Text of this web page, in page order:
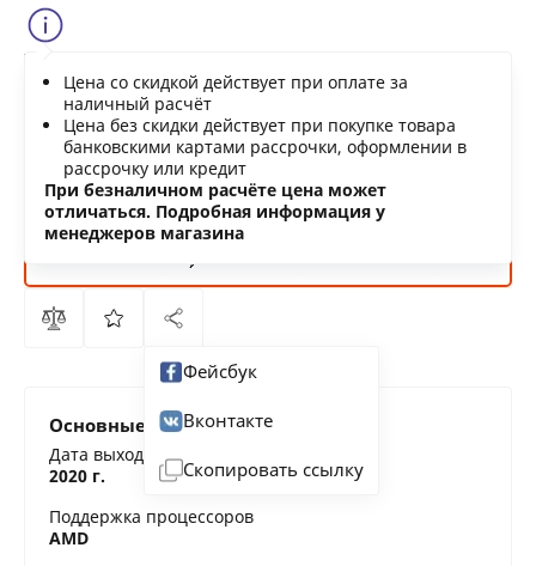
Цена со скидкой действует при оплате за
наличный расчёт
Цена без скидки действует при покупке товара
банковскими картами рассрочки, оформлении в
рассрочку или кредит
При безналичном расчёте цена может
отличаться. Подробная информация у
менеджеров магазина
Нашли дешевле?
Фейсбук
Вконтакте
Скопировать ссылку
Основные характеристики
Дата выхода на рынок
2020 г.
Поддержка процессоров
AMD